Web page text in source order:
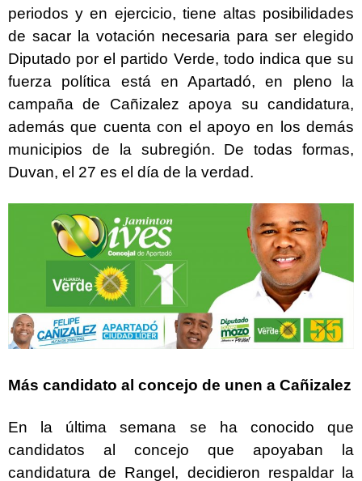
periodos y en ejercicio, tiene altas posibilidades
de sacar la votación necesaria para ser elegido
Diputado por el partido Verde, todo indica que su
fuerza política está en Apartadó, en pleno la
campaña de Cañizalez apoya su candidatura,
además que cuenta con el apoyo en los demás
municipios de la subregión. De todas formas,
Duvan, el 27 es el día de la verdad.
Más candidato al concejo de unen a Cañizalez
En la última semana se ha conocido que
candidatos al concejo que apoyaban la
candidatura de Rangel, decidieron respaldar la